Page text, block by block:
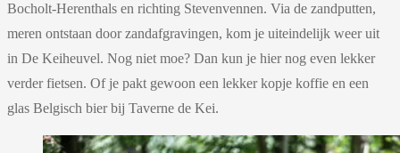
Bocholt-Herenthals en richting Stevenvennen. Via de zandputten,
meren ontstaan door zandafgravingen, kom je uiteindelijk weer uit
in De Keiheuvel. Nog niet moe? Dan kun je hier nog even lekker
verder fietsen. Of je pakt gewoon een lekker kopje koffie en een
glas Belgisch bier bij Taverne de Kei.